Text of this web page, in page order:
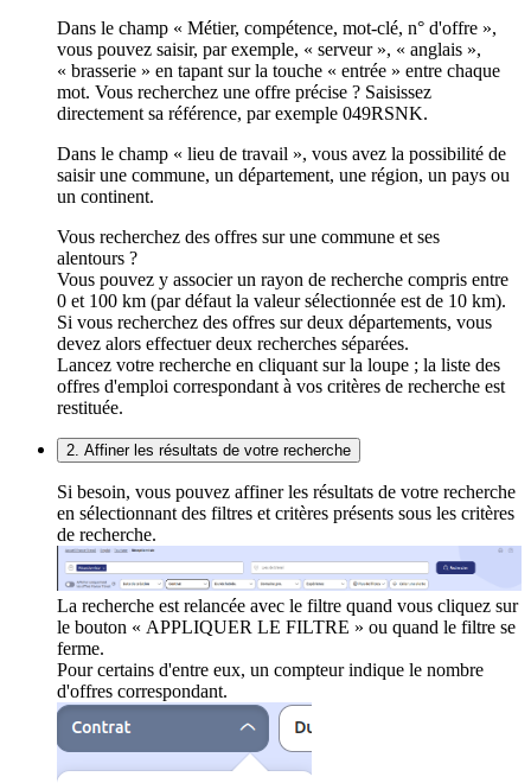
Dans le champ « Métier, compétence, mot-clé, n° d'offre »,
vous pouvez saisir, par exemple, « serveur », « anglais »,
« brasserie » en tapant sur la touche « entrée » entre chaque
mot. Vous recherchez une offre précise ? Saisissez
directement sa référence, par exemple 049RSNK.
Dans le champ « lieu de travail », vous avez la possibilité de
saisir une commune, un département, une région, un pays ou
un continent.
Vous recherchez des offres sur une commune et ses
alentours ?
Vous pouvez y associer un rayon de recherche compris entre
0 et 100 km (par défaut la valeur sélectionnée est de 10 km).
Si vous recherchez des offres sur deux départements, vous
devez alors effectuer deux recherches séparées.
Lancez votre recherche en cliquant sur la loupe ; la liste des
offres d'emploi correspondant à vos critères de recherche est
restituée.
2. Affiner les résultats de votre recherche
Si besoin, vous pouvez affiner les résultats de votre recherche
en sélectionnant des filtres et critères présents sous les critères
de recherche.
La recherche est relancée avec le filtre quand vous cliquez sur
le bouton « APPLIQUER LE FILTRE » ou quand le filtre se
ferme.
Pour certains d'entre eux, un compteur indique le nombre
d'offres correspondant.